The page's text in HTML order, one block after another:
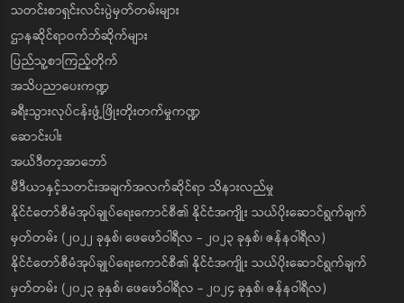
သတင်းစာရှင်းလင်းပွဲမှတ်တမ်းများ
ဌာနဆိုင်ရာဝက်ဘ်ဆိုက်များ
ပြည်သူ့စာကြည့်တိုက်
အသိပညာပေးကဏ္ဍ
ခရီးသွားလုပ်ငန်းဖွံ့ဖြိုးတိုးတက်မှုကဏ္ဍ
ဆောင်းပါး
အယ်ဒီတာ့အာဘော်
မီဒီယာနှင့်သတင်းအချက်အလက်ဆိုင်ရာ သိနားလည်မှု
နိုင်ငံတော်စီမံအုပ်ချုပ်ရေးကောင်စီ၏ နိုင်ငံအကျိုး သယ်ပိုးဆောင်ရွက်ချက်
မှတ်တမ်း (၂၀၂၂ ခုနှစ်၊ ဖေဖော်ဝါရီလ - ၂၀၂၃ ခုနှစ်၊ ဇန်နဝါရီလ)
နိုင်ငံတော်စီမံအုပ်ချုပ်ရေးကောင်စီ၏ နိုင်ငံအကျိုး သယ်ပိုးဆောင်ရွက်ချက်
မှတ်တမ်း (၂၀၂၃ ခုနှစ်၊ ဖေဖော်ဝါရီလ - ၂၀၂၄ ခုနှစ်၊ ဇန်နဝါရီလ)